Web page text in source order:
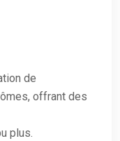
de
offrant des
plus.